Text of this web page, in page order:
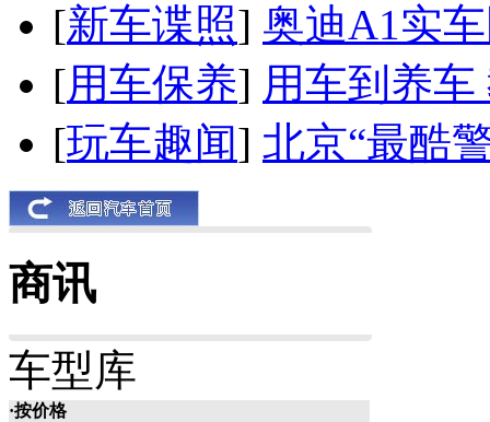
[新车谍照] 奥迪A1实
[用车保养] 用车到养
[玩车趣闻] 北京“最酷
商讯
车型库
·按价格